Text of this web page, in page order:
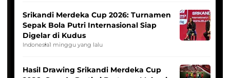
Srikandi Merdeka Cup 2026: Turnamen
Sepak Bola Putri Internasional Siap
Digelar di Kudus
Indonesia1 minggu yang lalu
Hasil Drawing Srikandi Merdeka Cup